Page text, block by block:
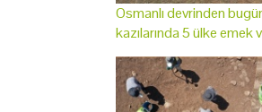
Osmanlı devrinden
kazılarında 5 ülke emek